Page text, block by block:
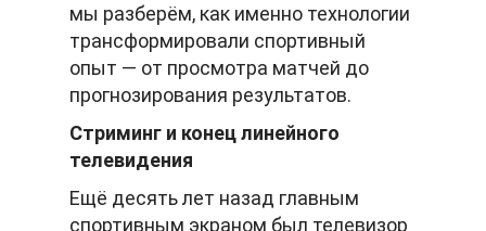
мы разберём, как именно технологии
трансформировали спортивный
опыт — от просмотра матчей до
прогнозирования результатов.
Стриминг и конец линейного
телевидения
Ещё десять лет назад главным
спортивным экраном был телевизор